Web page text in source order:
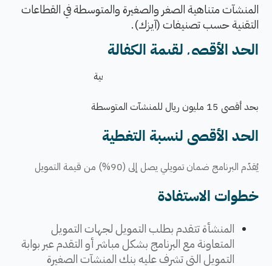
المنشآت متناهية الصغر والصغيرة والمتوسطة في القطاعات
التقنية حسب تصنيفات (آيزك).
الحد الأقصى لقيمة الكفالة
بحد أقصى 15 مليون ريال للمنشآت المتوسطة​
الحد الأقصى لنسبة التغطية
يُقدّم البرنامج ضمان تمويلي يصل إلى ​ (90%) من قيمة التمويل​
خطوات الاستفادة
​​​​​المنشأة تتقدم بطلب التمويل لجهات التمويل
المتعاونة مع البرنامج بشكل مباشر أو التقدم عبر بوابة
التمويل التي تشرف عليه بنك المنشآت الصغيرة